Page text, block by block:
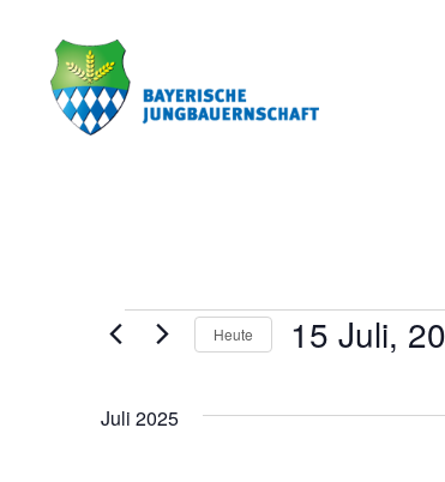
Hauptnavigation
springen
springen
Fußzeile
springen
Heute 15 Juli,
Juli 2025